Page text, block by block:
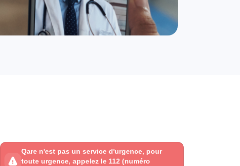
Qare n'est pas un service d'urgence, pour
toute urgence, appelez le 112 (numéro